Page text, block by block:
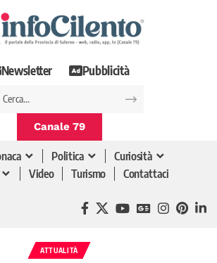
Newsletter Pubblicità
Canale 79
Politica
Curiosità
Video Turismo Contattaci
ATTUALITÀ